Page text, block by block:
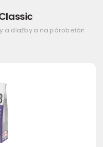
a dlažby a na pórobetón